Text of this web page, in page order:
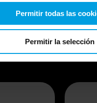
Permitir todas las
Permitir la selección